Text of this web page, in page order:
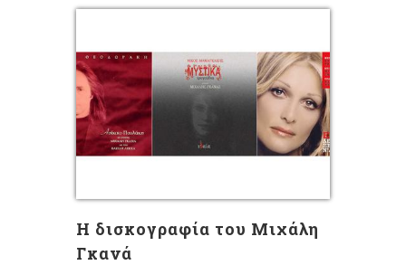
Η δισκογραφία του Μιχάλη
Γκανά